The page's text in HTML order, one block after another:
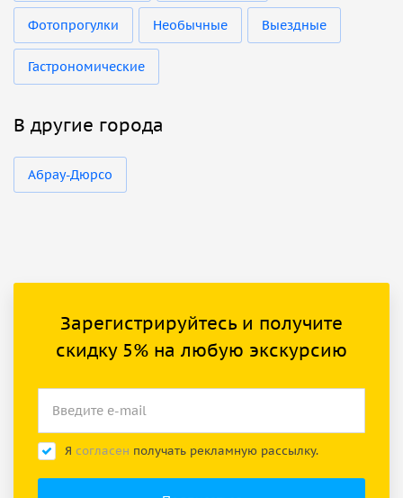
Фотопрогулки Необычные Выездные
Гастрономические
В другие города
Абрау-Дюрсо
Зарегистрируйтесь и получите
скидку 5% на любую экскурсию
Я согласен получать рекламную рассылку.